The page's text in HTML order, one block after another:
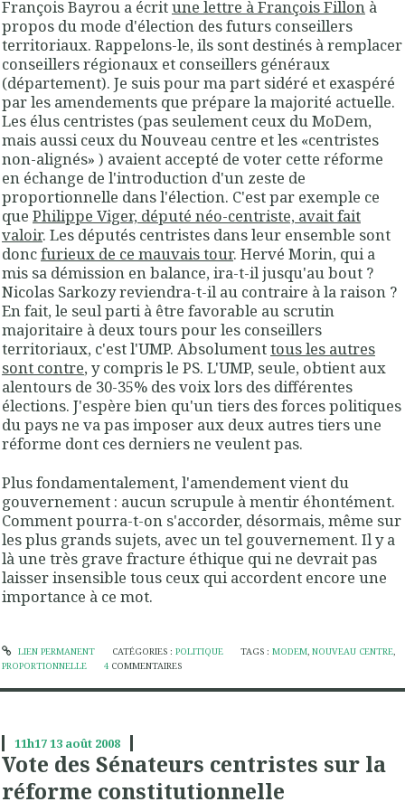
François Bayrou a écritune lettre à François Fillon à
propos du mode d'élection des futurs conseillers
territoriaux. Rappelons-le, ils sont destinés à remplacer
conseillers régionaux et conseillers généraux
(département). Je suis pour ma part sidéré et exaspéré
par les amendements que prépare la majorité actuelle.
Les élus centristes (pas seulement ceux du MoDem,
mais aussi ceux du Nouveau centre et les «centristes
non-alignés» ) avaient accepté de voter cette réforme
en échange de l'introduction d'un zeste de
proportionnelle dans l'élection. C'est par exemple ce
que Philippe Viger, député néo-centriste, avait fait
valoir. Les députés centristes dans leur ensemble sont
doncfurieux de ce mauvais tour. Hervé Morin, qui a
mis sa démission en balance, ira-t-il jusqu'au bout ?
Nicolas Sarkozy reviendra-t-il au contraire à la raison ?
En fait, le seul parti à être favorable au scrutin
majoritaire à deux tours pour les conseillers
territoriaux, c'est l'UMP. Absolumenttous les autres
sont contre, y compris le PS. L'UMP, seule, obtient aux
alentours de 30-35% des voix lors des différentes
élections. J'espère bien qu'un tiers des forces politiques
du pays ne va pas imposer aux deux autres tiers une
réforme dont ces derniers ne veulent pas.
Plus fondamentalement, l'amendement vient du
gouvernement : aucun scrupule à mentir éhontément.
Comment pourra-t-on s'accorder, désormais, même sur
les plus grands sujets, avec un tel gouvernement. Il y a
là une très grave fracture éthique qui ne devrait pas
laisser insensible tous ceux qui accordent encore une
importance à ce mot.
LIEN PERMANENT CATÉGORIES : POLITIQUE TAGS :MODEM,NOUVEAU CENTRE,
PROPORTIONNELLE
4 COMMENTAIRES
11h1713 août 2008
Vote des Sénateurs centristes sur la
réforme constitutionnelle